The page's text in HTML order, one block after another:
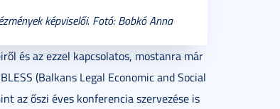
képviselői. Fotó: Bobkó Anna
és az ezzel kapcsolatos, mostanra már
(Balkans Legal Economic and Social
az őszi éves konferencia szervezése is